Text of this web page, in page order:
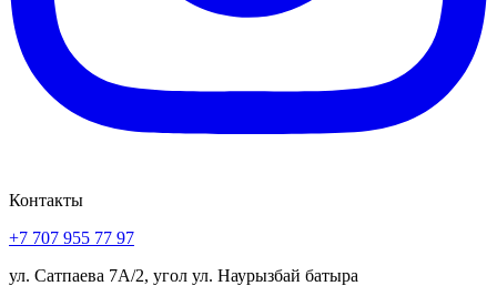
Контакты
+7 707 955 77 97
ул. Сатпаева 7А/2, угол ул. Наурызбай батыра